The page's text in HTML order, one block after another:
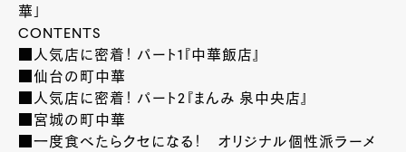
華」
CONTENTS
■人気店に密着！ パート1『中華飯店』
■仙台の町中華
■人気店に密着！ パート2『まんみ 泉中央店』
■宮城の町中華
■一度食べたらクセになる！ オリジナル個性派ラーメ